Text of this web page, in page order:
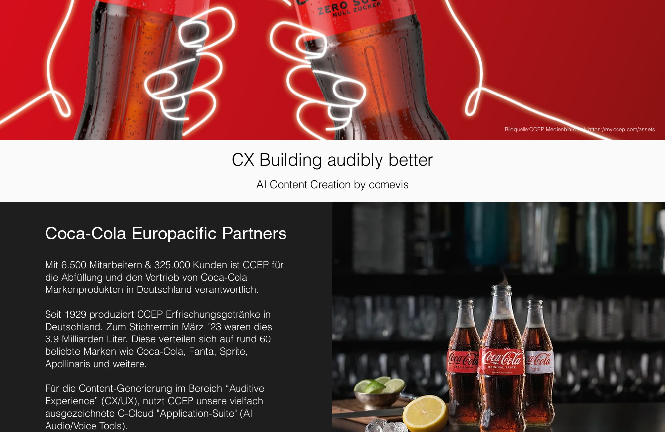
Bildquelle:CCEP Medienbibliothekhttps://my.ccep.com/assets
CX Building audibly better
AI Content Creation by comevis
Coca-Cola Europacific Partners
Mit 6.500 Mitarbeitern & 325.000 Kunden ist CCEP für
die Abfüllung und den Vertrieb von Coca-Cola
Markenprodukten in Deutschland verantwortlich.
Seit 1929 produziert CCEP Erfrischungsgetränke in
Deutschland. Zum Stichtermin März ´23 waren dies
3.9 Milliarden Liter. Diese verteilen sich auf rund 60
beliebte Marken wie Coca-Cola, Fanta, Sprite,
Apollinaris und weitere.
Für die Content-Generierung im Bereich “Auditive
Experience” (CX/UX), nutzt CCEP unsere vielfach
ausgezeichnete C-Cloud "Application-Suite" (AI
Audio/Voice Tools).